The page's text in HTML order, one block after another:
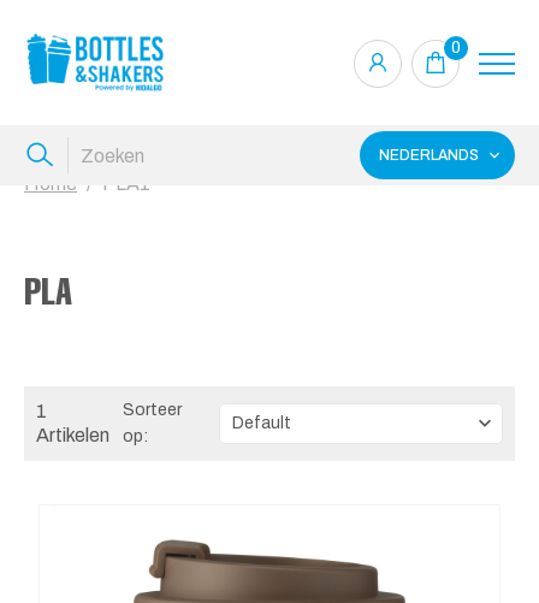
0
NEDERLANDS
Home PLA1
PLA
1
Artikelen
Sorteer
op: